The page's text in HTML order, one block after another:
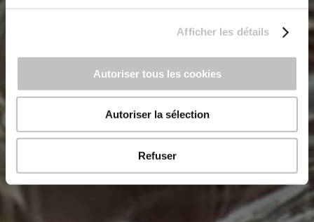
Afficher les détails
Autoriser tous les cookies
Autoriser la sélection
Refuser